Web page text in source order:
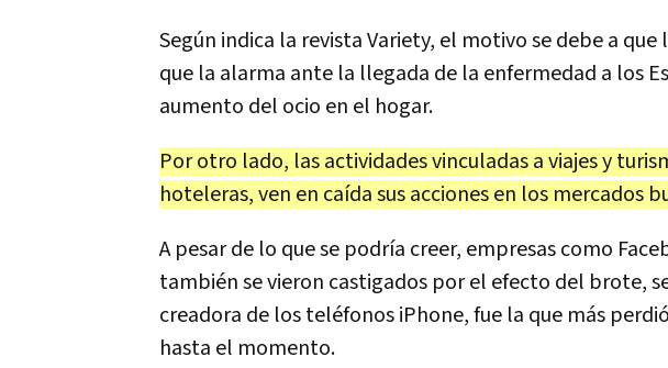
Según indica la revista Variety, el motivo se debe a
que la alarma ante la llegada de la enfermedad a los
aumento del ocio en el hogar.
Por otro lado, las actividades vinculadas a viajes y
hoteleras, ven en caída sus acciones en los mercados
A pesar de lo que se podría creer, empresas como
también se vieron castigados por el efecto del brote,
creadora de los teléfonos iPhone, fue la que más
hasta el momento.